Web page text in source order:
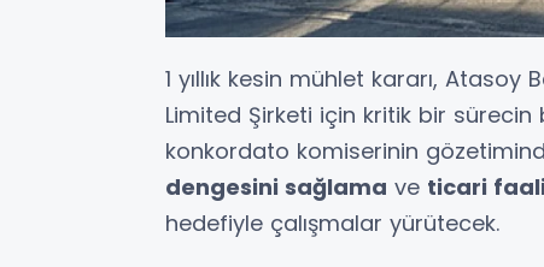
1 yıllık kesin mühlet kararı, Atasoy
Limited Şirketi için kritik bir sürecin
konkordato komiserinin
dengesini sağlama ve ticari
hedefiyle çalışmalar yürütecek.